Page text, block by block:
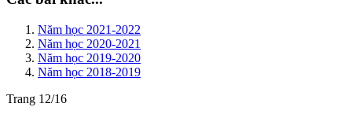
Năm học 2021-2022
Năm học 2020-2021
Năm học 2019-2020
Năm học 2018-2019
Trang 12/16